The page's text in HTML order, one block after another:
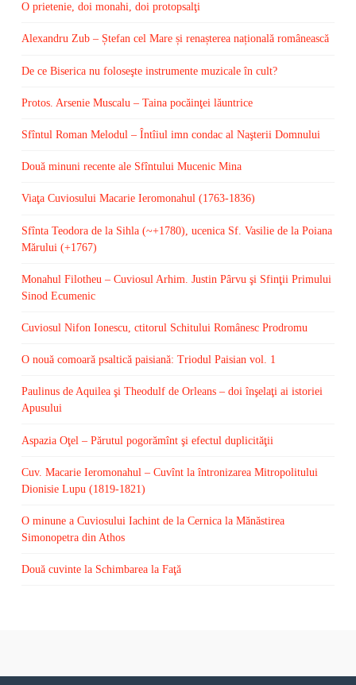
O prietenie, doi monahi, doi protopsalţi
Alexandru Zub – Ștefan cel Mare și renașterea națională românească
De ce Biserica nu foloseşte instrumente muzicale în cult?
Protos. Arsenie Muscalu – Taina pocăinţei lăuntrice
Sfîntul Roman Melodul – Întîiul imn condac al Naşterii Domnului
Două minuni recente ale Sfîntului Mucenic Mina
Viaţa Cuviosului Macarie Ieromonahul (1763-1836)
Sfînta Teodora de la Sihla (~+1780), ucenica Sf. Vasilie de la Poiana
Mărului (+1767)
Monahul Filotheu – Cuviosul Arhim. Justin Pârvu şi Sfinţii Primului
Sinod Ecumenic
Cuviosul Nifon Ionescu, ctitorul Schitului Românesc Prodromu
O nouă comoară psaltică paisiană: Triodul Paisian vol. 1
Paulinus de Aquilea şi Theodulf de Orleans – doi înşelaţi ai istoriei
Apusului
Aspazia Oţel – Părutul pogorămînt şi efectul duplicităţii
Cuv. Macarie Ieromonahul – Cuvînt la întronizarea Mitropolitului
Dionisie Lupu (1819-1821)
O minune a Cuviosului Iachint de la Cernica la Mănăstirea
Simonopetra din Athos
Două cuvinte la Schimbarea la Faţă